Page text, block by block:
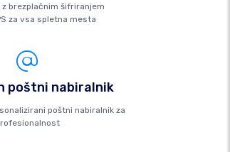
brezplačnim šifriranjem
za vsa spletna mesta
poštni nabiralnik
poštni nabiralnik za